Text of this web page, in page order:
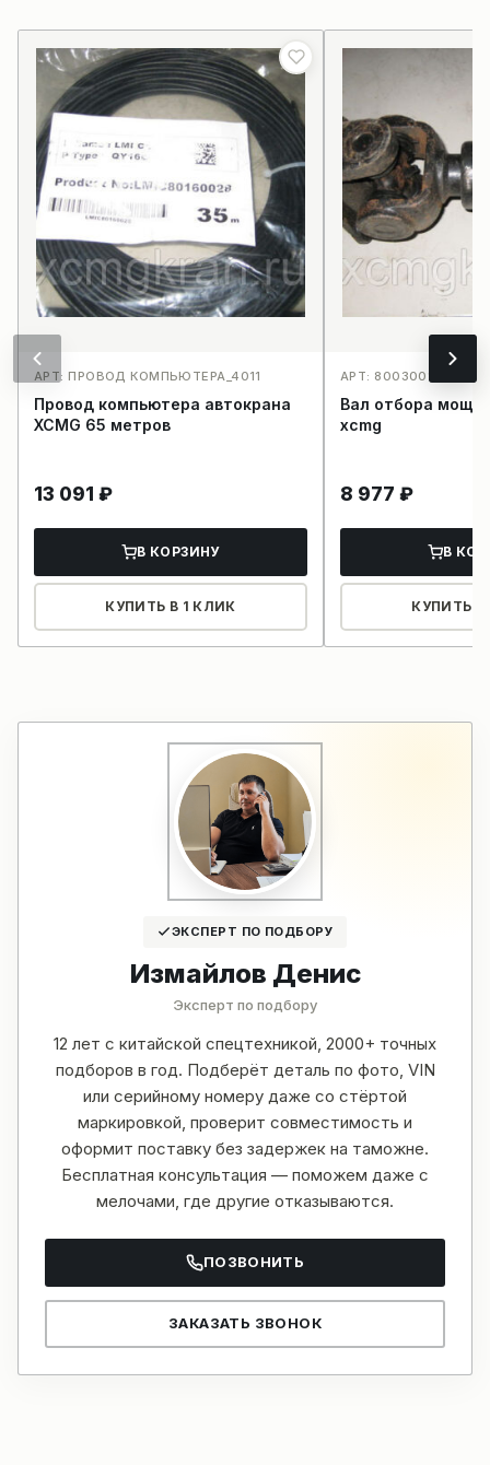
АРТ: ПРОВОД КОМПЬЮТЕРА_4011
Провод компьютера автокрана
XCMG 65 метров
13 091 ₽
В КОРЗИНУ
КУПИТЬ В 1 КЛИК
АРТ: 800300191_4003
Вал отбора
xcmg
8 977 ₽
В
КУПИТЬ В
ЭКСПЕРТ ПО ПОДБОРУ
Измайлов Денис
Эксперт по подбору
12 лет с китайской спецтехникой, 2000+ точных
подборов в год. Подберёт деталь по фото, VIN
или серийному номеру даже со стёртой
маркировкой, проверит совместимость и
оформит поставку без задержек на таможне.
Бесплатная консультация — поможем даже с
мелочами, где другие отказываются.
ПОЗВОНИТЬ
ЗАКАЗАТЬ ЗВОНОК